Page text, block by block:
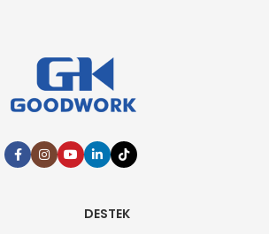
DESTEK